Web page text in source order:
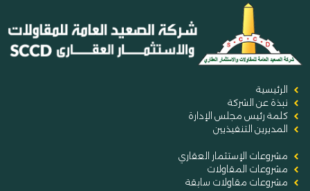
الرئيسية
نبذة عن الشركة
كلمة رئيس مجلس الإدارة
المديرين التنفيذيين
مشروعات الإستثمار العقاري
مشروعات المقاولات
مشروعات مقاولات سابقة